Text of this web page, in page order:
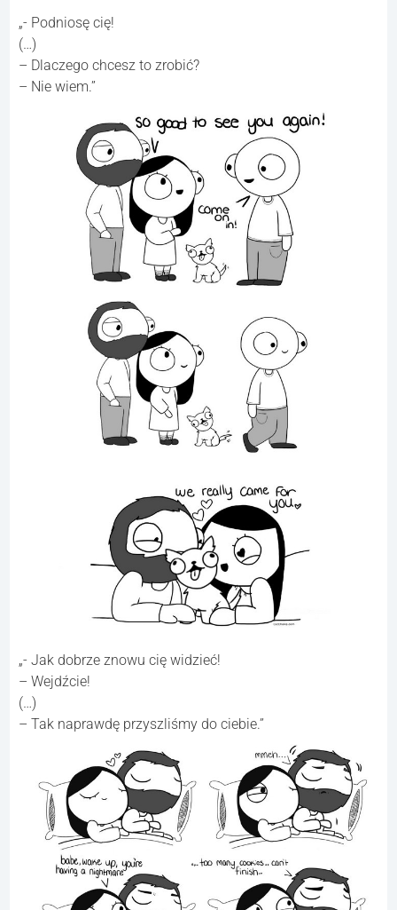
„- Podniosę cię!
(…)
– Dlaczego chcesz to zrobić?
– Nie wiem.”
„- Jak dobrze znowu cię widzieć!
– Wejdźcie!
(…)
– Tak naprawdę przyszliśmy do ciebie.”